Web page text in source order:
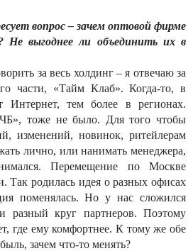
вопрос – зачем оптовой фирме
Не выгоднее ли объединить их в
за весь холдинг – я отвечаю за
части, «Тайм Клаб». Когда-то, в
Интернет, тем более в регионах.
тоже не было. Для того чтобы
изменений, новинок, ритейлерам
лично, или нанимать менеджера,
Перемещение по Москве
Так родилась идея о разных офисах
поменялась. Но у нас сложился
разный круг партнеров. Поэтому
где ему комфортнее. К тому же обе
зачем что-то менять?